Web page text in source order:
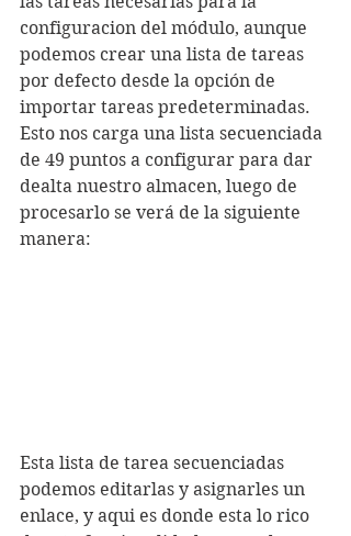
configuracion del módulo, aunque
podemos crear una lista de tareas
por defecto desde la opción de
importar tareas predeterminadas.
Esto nos carga una lista secuenciada
de 49 puntos a configurar para dar
dealta nuestro almacen, luego de
procesarlo se verá de la siguiente
manera:
Esta lista de tarea secuenciadas
podemos editarlas y asignarles un
enlace, y aqui es donde esta lo rico